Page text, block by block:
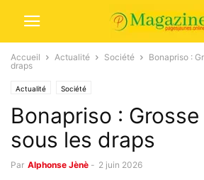
Accueil Actualité Société
Bonapriso :
draps
Actualité Société
Bonapriso :
sous les draps
Par Alphonse Jènè - 2 juin 2026